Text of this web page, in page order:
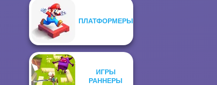
ПЛАТФОРМЕРЫ
ИГРЫ
РАННЕРЫ